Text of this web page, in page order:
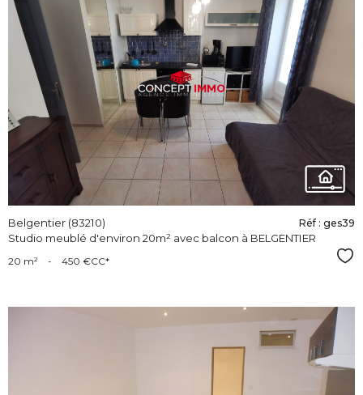
voir le
bien
Belgentier (83210)
Studio meublé d'environ 20m² avec balcon à BELGENTIER
Réf : ges39
20 m² - 450 €CC*